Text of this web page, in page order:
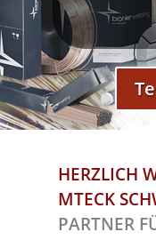
HERZLICH
MTECK
PARTNER